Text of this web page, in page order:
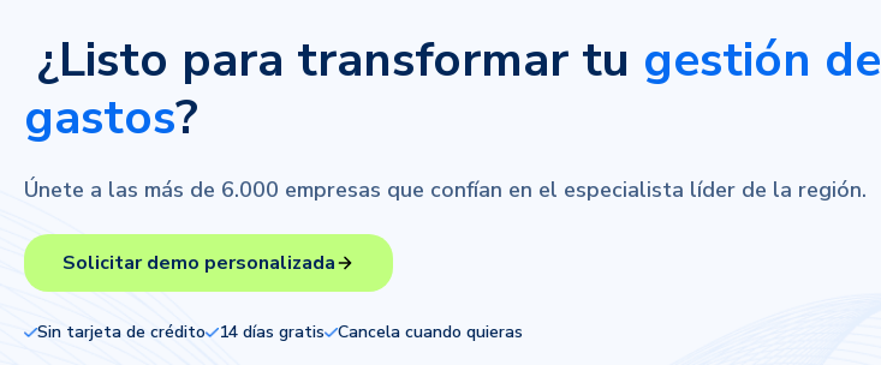
¿Listo para transformar tu gestión de
gastos?
Únete a las más de 6.000 empresas que confían en el especialista líder de la región.
Solicitar demo personalizada
Sin tarjeta de crédito 14 días gratis Cancela cuando quieras